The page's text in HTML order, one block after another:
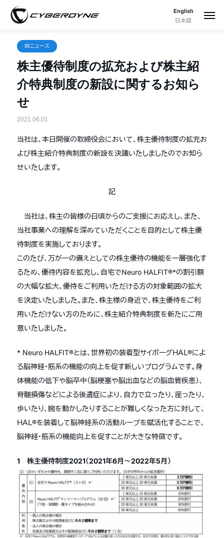
English
日本語
IRニュース
株主優待制度の拡充および株主紹
介特典制度の新設に関するお知ら
せ
2021.06.01
当社は、本日開催の取締役会において、株主優待制度の拡充お
よび株主紹介特典制度の新設を決議いたしましたのでお知ら
せいたします。
記
当社は、株主の皆様の日頃からのご支援にお応えし、また、
当社事業への理解を深めていただくことを目的として株主優
待制度を実施しております。
このたび、万が一の備えとしての株主優待の機能を一層強化す
るため、優待内容を拡充し、自宅でNeuro HALFIT®*の割引額
の大幅な拡大、優待をご利用いただける方の対象範囲の拡大
を決定いたしました。また、株主様の身近で、株主優待をご利
用いただけない方のために、株主紹介特典制度を新たにご用
意いたしました。
* Neuro HALFIT®とは、世界初の装着型サイボーグＨＡＬ®によ
る脳神経・筋系の機能の向上を促す新しいプログラムです。身
体機能の低下や脳卒中（脳梗塞や脳出血などの脳血管疾患）、
脊髄損傷などによる後遺症により、自力で立ったり、座ったり、
歩いたり、腕を動かしたりすることが難しくなった方に対して、
ＨＡＬ®を装着して脳神経系の活動ループを賦活化することで、
脳神経・筋系の機能向上を促すことが大きな特徴です。
1 株主優待制度2021（2021年6月〜2022年5月）